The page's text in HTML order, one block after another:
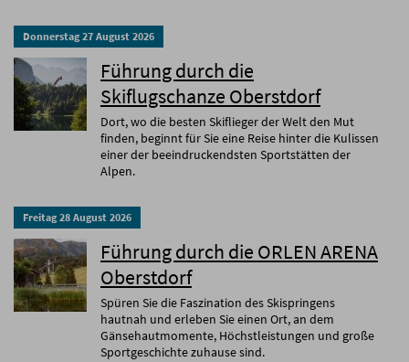
Donnerstag 27 August 2026
Führung durch die
Skiflugschanze Oberstdorf
Dort, wo die besten Skiflieger der Welt den Mut
finden, beginnt für Sie eine Reise hinter die Kulissen
einer der beeindruckendsten Sportstätten der
Alpen.
Freitag 28 August 2026
Führung durch die ORLEN ARENA
Oberstdorf
Spüren Sie die Faszination des Skispringens
hautnah und erleben Sie einen Ort, an dem
Gänsehautmomente, Höchstleistungen und große
Sportgeschichte zuhause sind.